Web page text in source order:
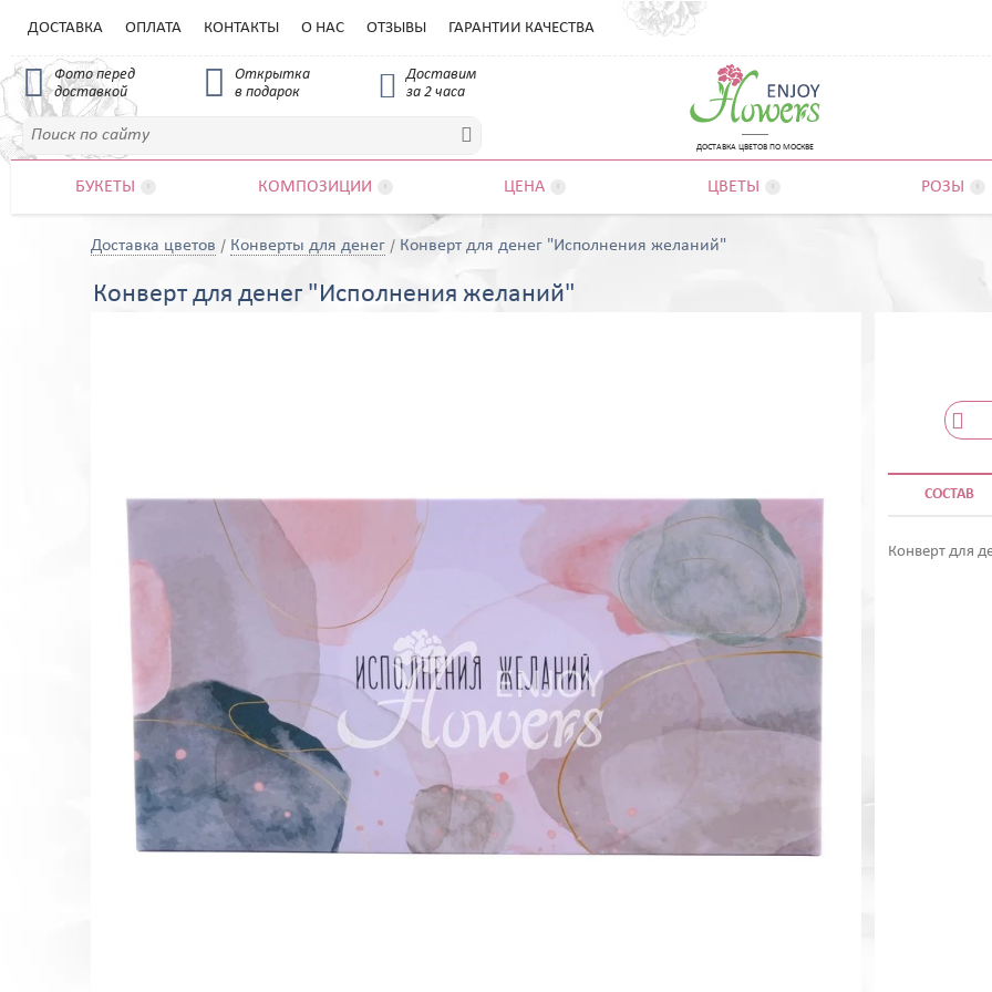
ДОСТАВКА ЦВЕТОВ ПО МОСКВЕ

ДОСТАВКА ОПЛАТА КОНТАКТЫ О НАС ОТЗЫВЫ ГАРАНТИИ КАЧЕСТВА
 Фото перед
доставкой

Открытка
в подарок

Доставим
за 2 часа
БУКЕТЫ КОМПОЗИЦИИ ЦЕНА ЦВЕТЫ РОЗЫ
Доставка цветов Конверты для денег Конверт для денег "Исполнения желаний"
Конверт для денег "Исполнения желаний"
СОСТАВ
Конверт для